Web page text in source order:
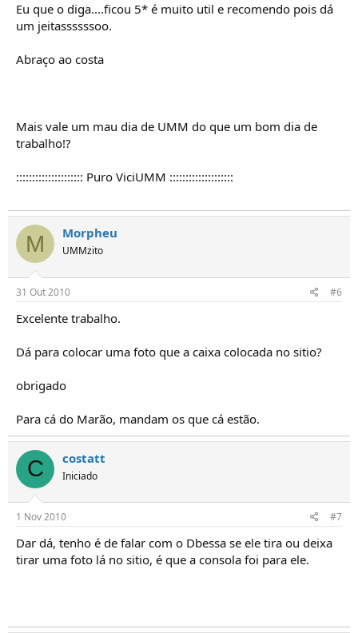
Eu que o diga....ficou 5* é muito util e recomendo pois dá
um jeitassssssoo.
Abraço ao costa
Mais vale um mau dia de UMM do que um bom dia de
trabalho!?
::::::::::::::::::::: Puro ViciUMM ::::::::::::::::::::
M Morpheu
UMMzito
31 Out 2010 #6
Excelente trabalho.
Dá para colocar uma foto que a caixa colocada no sitio?
obrigado
Para cá do Marão, mandam os que cá estão.
C costatt
Iniciado
1 Nov 2010 #7
Dar dá, tenho é de falar com o Dbessa se ele tira ou deixa
tirar uma foto lá no sitio, é que a consola foi para ele.